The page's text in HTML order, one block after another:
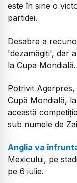
este în sine o
partidei.
Desabre a
'dezamăgiți', dar
la Cupa Mondială.
Potrivit Agerpres,
Cupă Mondială,
această
sub numele de
Anglia va
Mexicului, pe
pe 6 iulie.